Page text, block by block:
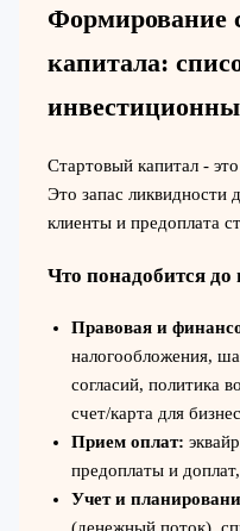
Формирование
капитала:
Стартовый капитал -
Это запас ликвидности
клиенты и предоплата
Что понадобится
Правовая и
налогообложения,
согласий, политика
счет/карта для
Прием оплат:
предоплаты и
Учет и
(денежный поток),